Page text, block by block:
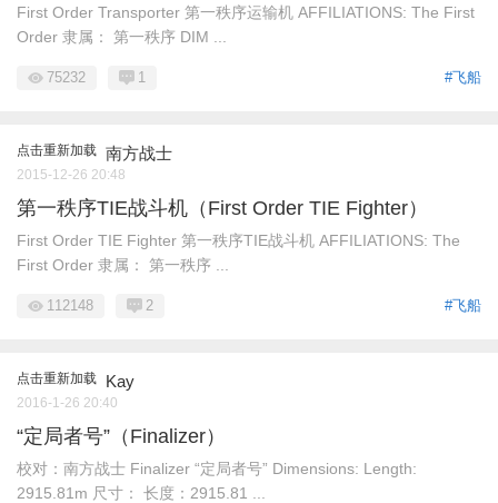
First Order Transporter 第一秩序运输机 AFFILIATIONS: The First
Order 隶属： 第一秩序 DIM ...
#飞船
75232 1
点击重新加载 南方战士
2015-12-26 20:48
第一秩序TIE战斗机（First Order TIE Fighter）
First Order TIE Fighter 第一秩序TIE战斗机 AFFILIATIONS: The
First Order 隶属： 第一秩序 ...
#飞船
112148 2
点击重新加载 Kay
2016-1-26 20:40
“定局者号”（Finalizer）
校对：南方战士 Finalizer “定局者号” Dimensions: Length:
2915.81m 尺寸： 长度：2915.81 ...